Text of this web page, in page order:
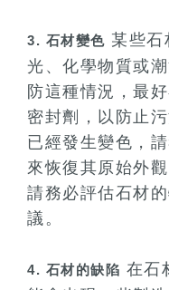
3. 石材變色 某些石
光、化學物質或
防這種情況，最
密封劑，以防止
已經發生變色，
來恢復其原始外
請務必評估石材
議。
4. 石材的缺陷 在石